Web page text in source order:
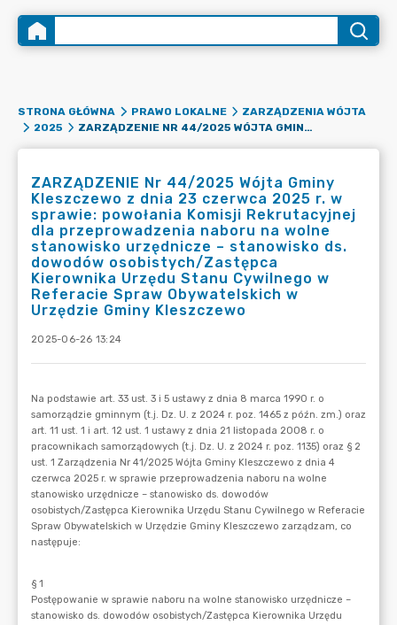
STRONA GŁÓWNA PRAWO LOKALNE
ZARZĄDZENIA WÓJTA
2025
ZARZĄDZENIE NR 44/2025 WÓJTA GMINY KLESZCZEWO Z DNIA 23 CZERWCA 2025 R. W SPRAWIE: POWOŁANIA KOMISJI REKRUTACYJNEJ DLA PRZEPROWADZENIA NABORU NA WOLNE STANOWISKO URZĘDNICZE – STANOWISKO DS. DOWODÓW OSOBISTYCH/ZASTĘPCA KIEROWNIKA URZĘDU STANU CYWILNEGO W REFERACIE SPRAW OBYWATELSKICH W URZĘDZIE GMINY KLESZCZEWO
ZARZĄDZENIE Nr 44/2025 Wójta Gminy
Kleszczewo z dnia 23 czerwca 2025 r. w
sprawie: powołania Komisji Rekrutacyjnej
dla przeprowadzenia naboru na wolne
stanowisko urzędnicze – stanowisko ds.
dowodów osobistych/Zastępca
Kierownika Urzędu Stanu Cywilnego w
Referacie Spraw Obywatelskich w
Urzędzie Gminy Kleszczewo
2025-06-26 13:24